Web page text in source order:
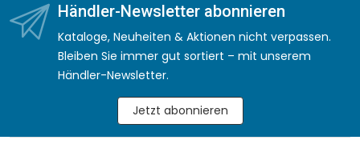
Händler-Newsletter abonnieren
Kataloge, Neuheiten & Aktionen nicht verpassen.
Bleiben Sie immer gut sortiert – mit unserem
Händler-Newsletter.
Jetzt abonnieren